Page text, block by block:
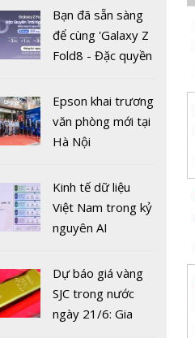
Bạn đã sẵn sàng
để cùng 'Galaxy Z
Fold8 - Đặc quyền
Epson khai trương
văn phòng mới tại
Hà Nội
Kinh tế dữ liệu
Việt Nam trong kỷ
nguyên AI
Dự báo giá vàng
SJC trong nước
ngày 21/6: Gia